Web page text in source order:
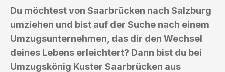
Du möchtest von Saarbrücken nach Salzburg
umziehen und bist auf der Suche nach einem
Umzugsunternehmen, das dir den Wechsel
deines Lebens erleichtert? Dann bist du bei
Umzugskönig Kuster Saarbrücken aus